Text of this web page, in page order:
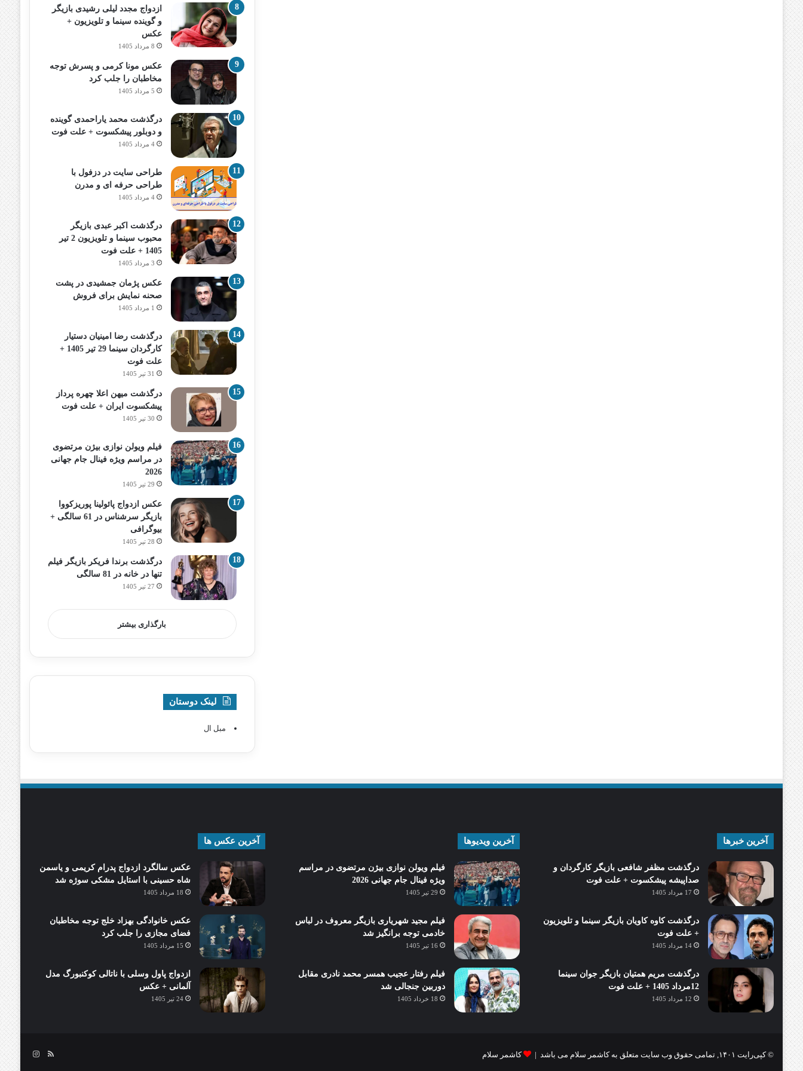
ازدواج مجدد لیلی رشیدی بازیگر
و گوینده سینما و تلویزیون +
عکس
8 مرداد 1405
عکس مونا کرمی و پسرش توجه
مخاطبان را جلب کرد
5 مرداد 1405
درگذشت محمد یاراحمدی گوینده
و دوبلور پیشکسوت + علت فوت
4 مرداد 1405
طراحی سایت در دزفول با
طراحی حرفه‌ ای و مدرن
4 مرداد 1405
درگذشت اکبر عبدی بازیگر
محبوب سینما و تلویزیون 2 تیر
1405 + علت فوت
3 مرداد 1405
عکس پژمان جمشیدی در پشت
صحنه نمایش برای فروش
1 مرداد 1405
درگذشت رضا امینیان دستیار
کارگردان سینما 29 تیر 1405 +
علت فوت
31 تیر 1405
درگذشت میهن اعلا چهره پرداز
پیشکسوت ایران + علت فوت
30 تیر 1405
فیلم ویولن نوازی بیژن مرتضوی
در مراسم ویژه فینال جام جهانی
2026
29 تیر 1405
عکس ازدواج پائولینا پوریزکووا
بازیگر سرشناس در 61 سالگی +
بیوگرافی
28 تیر 1405
درگذشت برندا فریکر بازیگر فیلم
تنها در خانه در 81 سالگی
27 تیر 1405
بارگذاری بیشتر
لینک دوستان
مبل ال
آخرین خبرها
درگذشت مظفر شافعی بازیگر کارگردان و
صداپیشه پیشکسوت + علت فوت
17 مرداد 1405
درگذشت کاوه کاویان بازیگر سینما و تلویزیون
+ علت فوت
14 مرداد 1405
درگذشت مریم همتیان بازیگر جوان سینما
12مرداد 1405 + علت فوت
12 مرداد 1405
آخرین ویدیوها
فیلم ویولن نوازی بیژن مرتضوی در مراسم
ویژه فینال جام جهانی 2026
29 تیر 1405
فیلم مجید شهریاری بازیگر معروف در لباس
خادمی توجه برانگیز شد
16 تیر 1405
فیلم رفتار عجیب همسر محمد نادری مقابل
دوربین جنجالی شد
18 خرداد 1405
آخرین عکس ها
عکس سالگرد ازدواج پدرام کریمی و یاسمن
شاه‌ حسینی با استایل مشکی سوژه شد
18 مرداد 1405
عکس خانوادگی بهزاد خلج توجه مخاطبان
فضای مجازی را جلب کرد
15 مرداد 1405
ازدواج پاول وسلی با ناتالی کوکنبورگ مدل
آلمانی + عکس
24 تیر 1405
© کپی‌رایت ۱۴۰۱, تمامی حقوق وب سایت متعلق به کاشمر سلام می باشد | کاشمر سلام خوراکاینستاگرام